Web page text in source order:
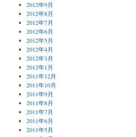
2012年9月
2012年8月
2012年7月
2012年6月
2012年5月
2012年4月
2012年3月
2012年1月
2011年12月
2011年10月
2011年9月
2011年8月
2011年7月
2011年6月
2011年5月